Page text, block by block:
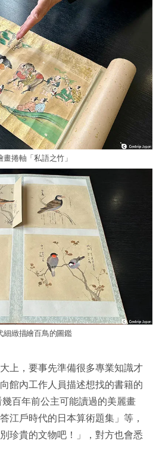
畫捲軸「私語之竹」
細緻描繪百鳥的圖鑑
上，要事先準備很多專業知識才
館內工作人員描述想找的書籍的
百年前公主可能讀過的美麗畫
江戶時代的日本算術題集」等，
珍貴的文物吧！」，對方也會悉